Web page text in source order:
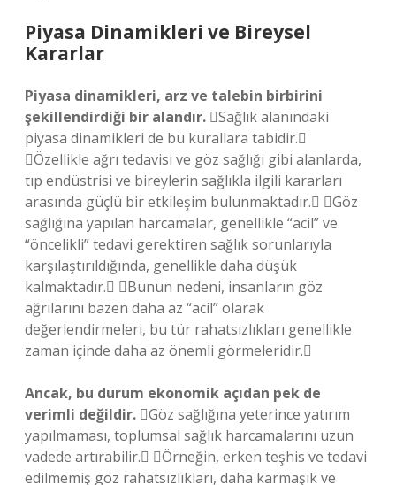
Piyasa Dinamikleri ve Bireysel
Kararlar
Piyasa dinamikleri, arz ve talebin birbirini
şekillendirdiği bir alandır. Sağlık alanındaki
piyasa dinamikleri de bu kurallara tabidir.
Özellikle ağrı tedavisi ve göz sağlığı gibi alanlarda,
tıp endüstrisi ve bireylerin sağlıkla ilgili kararları
arasında güçlü bir etkileşim bulunmaktadır. Göz
sağlığına yapılan harcamalar, genellikle “acil” ve
“öncelikli” tedavi gerektiren sağlık sorunlarıyla
karşılaştırıldığında, genellikle daha düşük
kalmaktadır. Bunun nedeni, insanların göz
ağrılarını bazen daha az “acil” olarak
değerlendirmeleri, bu tür rahatsızlıkları genellikle
zaman içinde daha az önemli görmeleridir.
Ancak, bu durum ekonomik açıdan pek de
verimli değildir. Göz sağlığına yeterince yatırım
yapılmaması, toplumsal sağlık harcamalarını uzun
vadede artırabilir. Örneğin, erken teşhis ve tedavi
edilmemiş göz rahatsızlıkları, daha karmaşık ve